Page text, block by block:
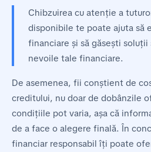
Chibzuirea cu atenție a
disponibile te poate ajuta să
financiare și să găsești
nevoile tale financiare.
De asemenea, fii conștient de
creditului, nu doar de dobânzile
condițiile pot varia, așa că
de a face o alegere finală. În
financiar responsabil îți poate